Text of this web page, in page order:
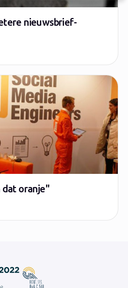
nieuwsbrief-
dat oranje"